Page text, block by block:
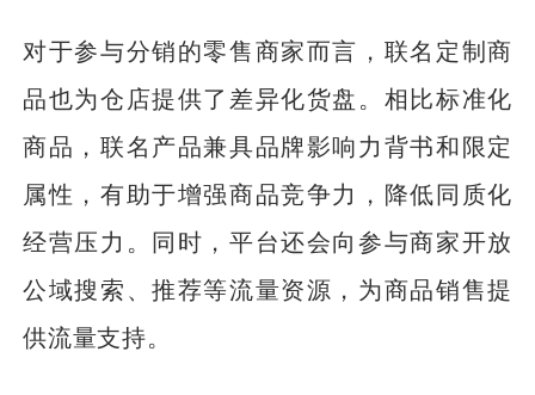
对于参与分销的零售商家而言，联名定制商
品也为仓店提供了差异化货盘。相比标准化
商品，联名产品兼具品牌影响力背书和限定
属性，有助于增强商品竞争力，降低同质化
经营压力。同时，平台还会向参与商家开放
公域搜索、推荐等流量资源，为商品销售提
供流量支持。